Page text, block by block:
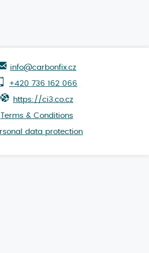
info@carbonfix.cz
+420 736 162 066
https://ci3.co.cz
Terms & Conditions
data protection